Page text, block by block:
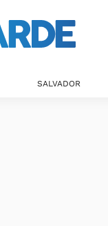
SALVADOR